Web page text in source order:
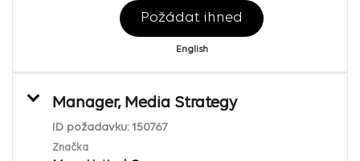
Požádat ihned
English
Manager, Media Strategy
ID požadavku: 150767
Značka